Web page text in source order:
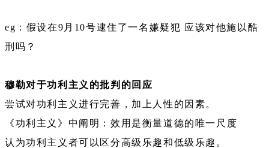
eg：假设在9月10号逮住了一名嫌疑犯 应该对他施以酷
刑吗？
穆勒对于功利主义的批判的回应
尝试对功利主义进行完善，加上人性的因素。
《功利主义》中阐明：效用是衡量道德的唯一尺度
认为功利主义者可以区分高级乐趣和低级乐趣。